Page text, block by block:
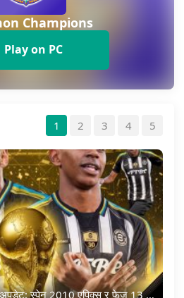
Champions
Play on PC
1 2 3 4 5
EFootball 2026 जुलाई अपडेट: स्पेन 2010 एपिक्स र फेज 13 नामाङ्कन प्याक अब सुरु भयो!